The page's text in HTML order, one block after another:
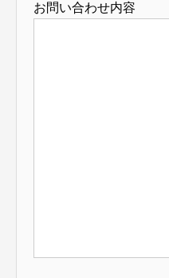
お問い合わせ内容